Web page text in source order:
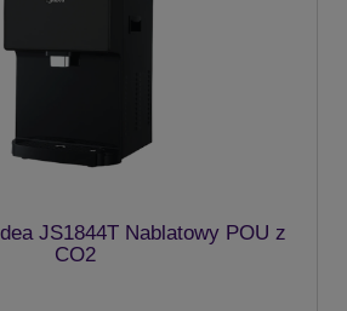
JS1844T Nablatowy POU z
CO2